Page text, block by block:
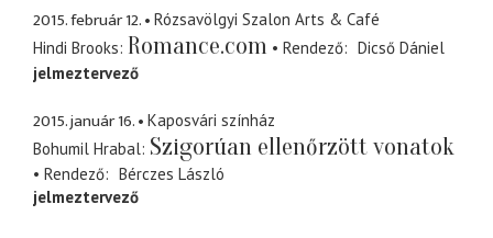
2015. február 12.
Rózsavölgyi Szalon Arts & Café
Hindi Brooks Romance.com Rendező
Dicső Dániel
jelmeztervező
2015. január 16.
Kaposvári színház
Bohumil Hrabal Szigorúan ellenőrzött vonatok
Rendező
Bérczes László
jelmeztervező